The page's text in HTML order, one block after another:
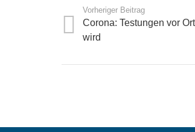
Vorheriger Beitrag
Corona: Testungen vor
wird